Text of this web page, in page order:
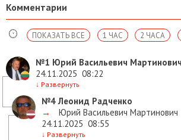
Комментарии
2 ЧАСА
1 ЧАС
ПОКАЗАТЬ ВСЕ
№1 Юрий Васильевич Мартинович
24.11.2025 08:22
↓ Развернуть
№4Леонид Радченко
→
Юрий Васильевич Мартинович
24.11.2025 08:55
↓ Развернуть